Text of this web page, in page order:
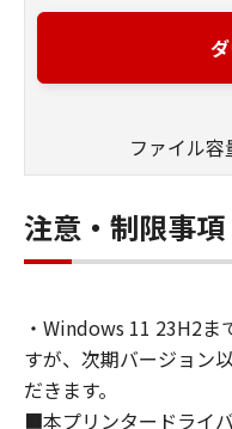
ンピューター（以
す。）において、
ること、アクセス
の非独占的権利を
お客様は、また「
通じて接続された
ェア」を使用させ
コンピューターの
よび条件を遵守さ
し全責任を負うこ
ファイル
注意・制限事項
・Windows 11 23H2ま
すが、次期バージョン
だきます。
■本プリンタードライ